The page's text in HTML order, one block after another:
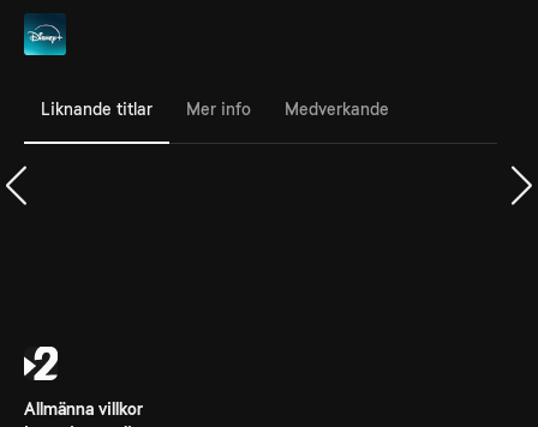
Liknande titlar Mer info Medverkande
Allmänna villkor